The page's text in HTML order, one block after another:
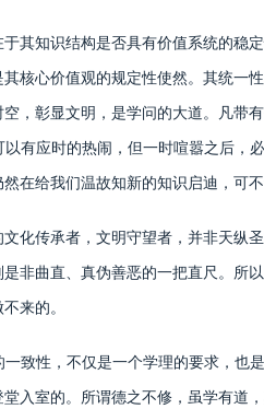
知识结构是否具有价值系统的稳
核心价值观的规定性使然。其统一
，彰显文明，是学问的大道。凡带
有应时的热闹，但一时喧嚣之后，
在给我们温故知新的知识启迪，可不
传承者，文明守望者，并非天纵
非曲直、真伪善恶的一把直尺。所
来的。
性，不仅是一个学理的要求，也是
入室的。所谓德之不修，虽学有道